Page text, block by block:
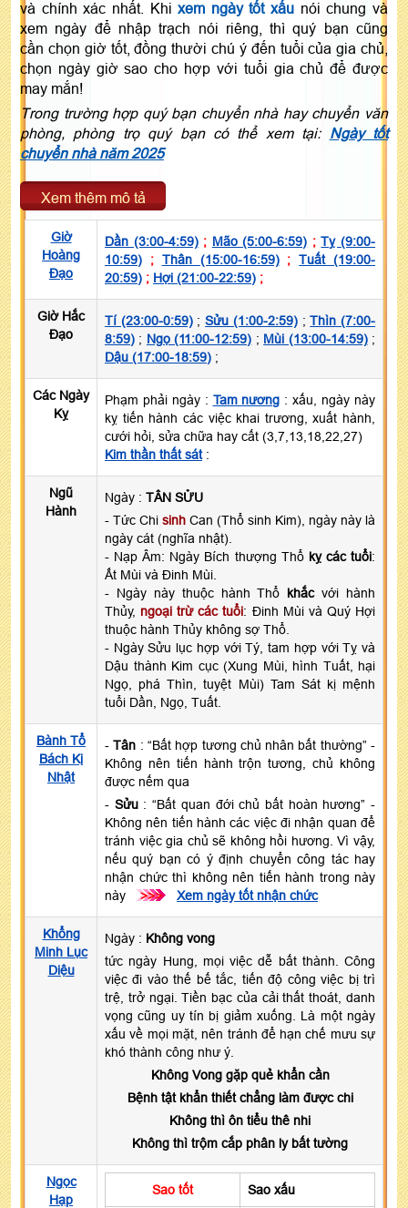
và chính xác nhất. Khixem ngày tốt xấu nói chung và
xem ngày để nhập trạch nói riêng, thì quý bạn cũng
cần chọn giờ tốt, đồng thười chú ý đến tuổi của gia chủ,
chọn ngày giờ sao cho hợp với tuổi gia chủ để được
may mắn!
Trong trường hợp quý bạn chuyển nhà hay chuyển văn
phòng, phòng trọ quý bạn có thể xem tại: Ngày tốt
chuyển nhà năm 2025
Xem thêm mô tả
Giờ
Hoàng
Đạo
Dần (3:00-4:59); Mão (5:00-6:59) ;Tỵ (9:00-
10:59) ; Thân (15:00-16:59);Tuất (19:00-
20:59) ; Hợi (21:00-22:59) ;
Giờ Hắc
Đạo
Tí (23:00-0:59);Sửu (1:00-2:59);Thìn (7:00-
8:59) ; Ngọ (11:00-12:59) ; Mùi (13:00-14:59);
Dậu (17:00-18:59) ;
Các Ngày
Kỵ
Phạm phải ngày : Tam nương : xấu, ngày này
kỵ tiến hành các việc khai trương, xuất hành,
cưới hỏi, sửa chữa hay cất (3,7,13,18,22,27)
Kim thần thất sát:
Ngũ
Hành
Ngày : TÂN SỬU
- Tức Chi sinh Can (Thổ sinh Kim), ngày này là
ngày cát (nghĩa nhật).
- Nạp Âm: Ngày Bích thượng Thổ kỵ các tuổi:
Ất Mùi và Đinh Mùi.
- Ngày này thuộc hành Thổ khắcvới hành
Thủy, ngoại trừ các tuổi: Đinh Mùi và Quý Hợi
thuộc hành Thủy không sợ Thổ.
- Ngày Sửu lục hợp với Tý, tam hợp với Tỵ và
Dậu thành Kim cục (Xung Mùi, hình Tuất, hại
Ngọ, phá Thìn, tuyệt Mùi) Tam Sát kị mệnh
tuổi Dần, Ngọ, Tuất.
Bành Tổ
Bách Kị
Nhật
-Tân : “Bất hợp tương chủ nhân bất thường” -
Không nên tiến hành trộn tương, chủ không
được nếm qua
- Sửu: “Bất quan đới chủ bất hoàn hương” -
Không nên tiến hành các việc đi nhận quan để
tránh việc gia chủ sẽ không hồi hương. Vì vậy,
nếu quý bạn có ý định chuyển công tác hay
nhận chức thì không nên tiến hành trong này
này
>>> Xem ngày tốt nhận chức
Khổng
Minh Lục
Diệu
Ngày : Không vong
tức ngày Hung, mọi việc dễ bất thành. Công
việc đi vào thế bế tắc, tiến độ công việc bị trì
trệ, trở ngại. Tiền bạc của cải thất thoát, danh
vọng cũng uy tín bị giảm xuống. Là một ngày
xấu về mọi mặt, nên tránh để hạn chế mưu sự
khó thành công như ý.
Không Vong gặp quẻ khẩn cần
Bệnh tật khẩn thiết chẳng làm được chi
Không thì ôn tiểu thê nhi
Không thì trộm cắp phân ly bất tường
Ngọc
Hạp
Sao tốt Sao xấu